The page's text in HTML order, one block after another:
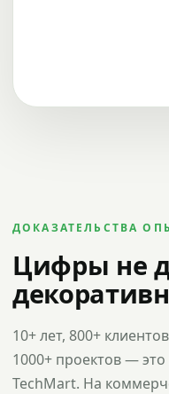
ДОКАЗАТЕЛЬСТВА
Цифры не
10+ лет, 800+
1000+ проектов —
TechMart. На